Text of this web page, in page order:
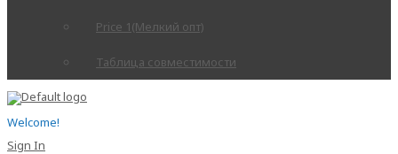
Price 1(Мелкий опт)
Таблица совместимости
Welcome!
Sign In